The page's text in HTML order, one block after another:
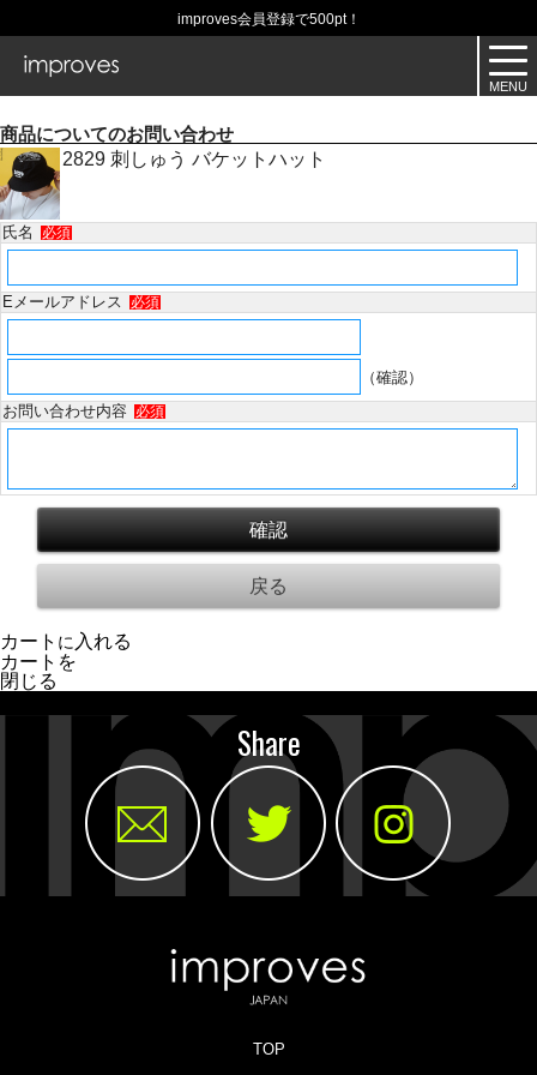
improves会員登録で500pt！
商品についてのお問い合わせ
2829 刺しゅう バケットハット
氏名 必須
Eメールアドレス 必須
（確認）
お問い合わせ内容
必須
カート に入れる
カートを
閉じる
Share
TOP